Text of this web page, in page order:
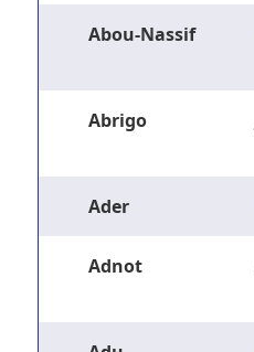
Abou-Nassif
Abrigo
Ader
Adnot